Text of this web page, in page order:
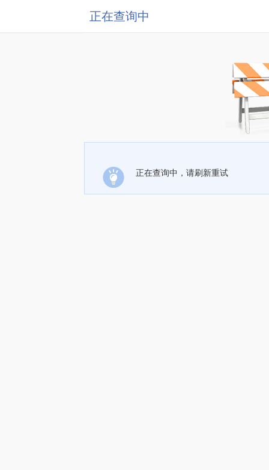
正在查询中
正在查询中，请刷新重试